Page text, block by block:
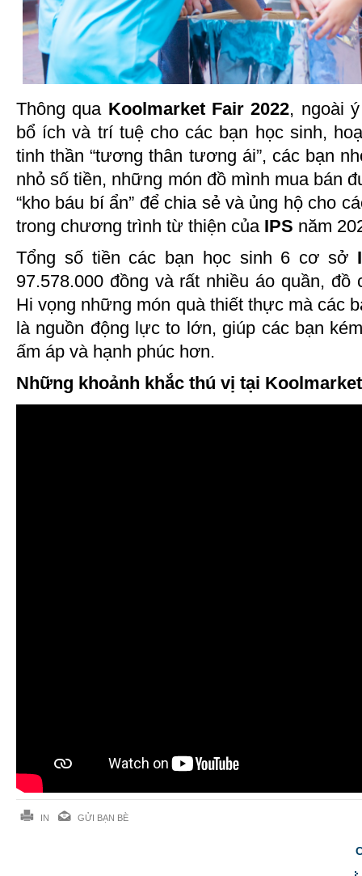
Thông qua Koolmarket Fair 2022, ngoài
bổ ích và trí tuệ cho các bạn học sinh,
tinh thần “tương thân tương ái”, các bạn
nhỏ số tiền, những món đồ mình mua bán
“kho báu bí ẩn” để chia sẻ và ủng hộ cho
trong chương trình từ thiện của IPS năm
Tổng số tiền các bạn học sinh 6 cơ sở
97.578.000 đồng và rất nhiều áo quần,
Hi vọng những món quà thiết thực mà các
là nguồn động lực to lớn, giúp các bạn
ấm áp và hạnh phúc hơn.
Những khoảnh khắc thú vị tại
IN GỬI BẠN BÈ